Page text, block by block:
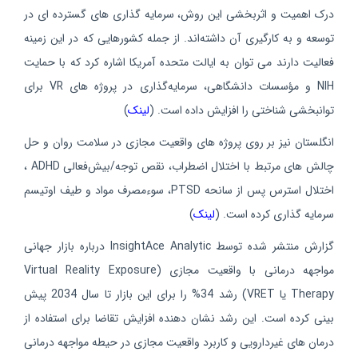
درک اهمیت و اثربخشی این روش، سرمایه‌ گذاری‌ های گسترده‌ ای در
توسعه و به‌ کارگیری آن داشته‌اند. از جمله کشورهایی که در این زمینه
فعالیت دارند می توان به ایالت متحده آمریکا اشاره کرد که با حمایت
NIH و مؤسسات دانشگاهی، سرمایه‌گذاری در پروژه‌ های VR برای
توانبخشی شناختی را افزایش داده است. (لینک)
انگلستان نیز بر روی پروژه های واقعیت مجازی در سلامت روان و حل
چالش‌ های مرتبط با اختلال اضطراب، نقص توجه/بیش‌فعالی ADHD ،
اختلال استرس پس از سانحه PTSD، سوءمصرف مواد و طیف اوتیسم
سرمایه گذاری کرده است. (لینک)
گزارش منتشر شده توسط InsightAce Analytic درباره بازار جهانی
مواجهه درمانی با واقعیت مجازی (Virtual Reality Exposure
Therapy یا VRET) رشد 34% را برای این بازار تا سال 2034 پیش
بینی کرده است. این رشد نشان دهنده افزایش تقاضا برای استفاده از
درمان های غیردارویی و کاربرد واقعیت مجازی در حیطه مواجهه درمانی